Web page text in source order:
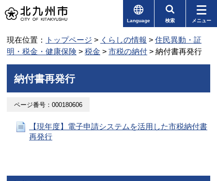
Language 検索 メニュー
現在位置： トップページ > くらしの情報 > 住民異動・証
明・税金・健康保険 > 税金 > 市税の納付 > 納付書再発行
納付書再発行
ページ番号：000180606
【現年度】電子申請システムを活用した市税納付書
再発行